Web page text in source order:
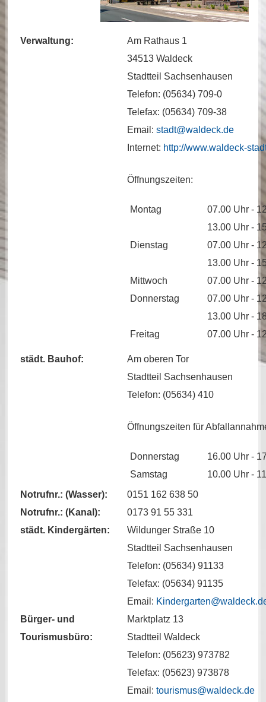
Verwaltung:
Am Rathaus 1
34513 Waldeck
Stadtteil Sachsenhausen
Telefon: (05634) 709-0
Telefax: (05634) 709-38
Email: stadt@waldeck.de
Internet: http://www.waldeck-
Öffnungszeiten:
Montag
07.00 Uhr -
13.00 Uhr -
Dienstag
07.00 Uhr -
13.00 Uhr -
Mittwoch
07.00 Uhr -
Donnerstag
07.00 Uhr -
13.00 Uhr -
Freitag
07.00 Uhr -
städt. Bauhof:
Am oberen Tor
Stadtteil Sachsenhausen
Telefon: (05634) 410
Öffnungszeiten für
Donnerstag
16.00 Uhr -
Samstag
10.00 Uhr -
Notrufnr.: (Wasser):
0151 162 638 50
Notrufnr.: (Kanal):
0173 91 55 331
städt. Kindergärten:
Wildunger Straße 10
Stadtteil Sachsenhausen
Telefon: (05634) 91133
Telefax: (05634) 91135
Email:
Bürger- und
Marktplatz 13
Tourismusbüro:
Stadtteil Waldeck
Telefon: (05623) 973782
Telefax: (05623) 973878
Email: tourismus@waldeck.de